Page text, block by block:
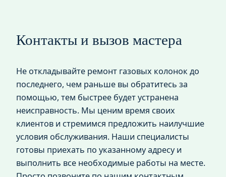
Контакты и вызов мастера
Не откладывайте ремонт газовых колонок до
последнего, чем раньше вы обратитесь за
помощью, тем быстрее будет устранена
неисправность. Мы ценим время своих
клиентов и стремимся предложить наилучшие
условия обслуживания. Наши специалисты
готовы приехать по указанному адресу и
выполнить все необходимые работы на месте.